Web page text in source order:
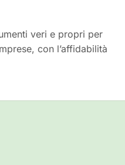
veri e propri per
con l’affidabilità